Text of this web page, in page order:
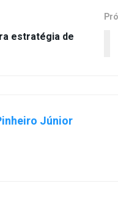
estratégia de
Júnior